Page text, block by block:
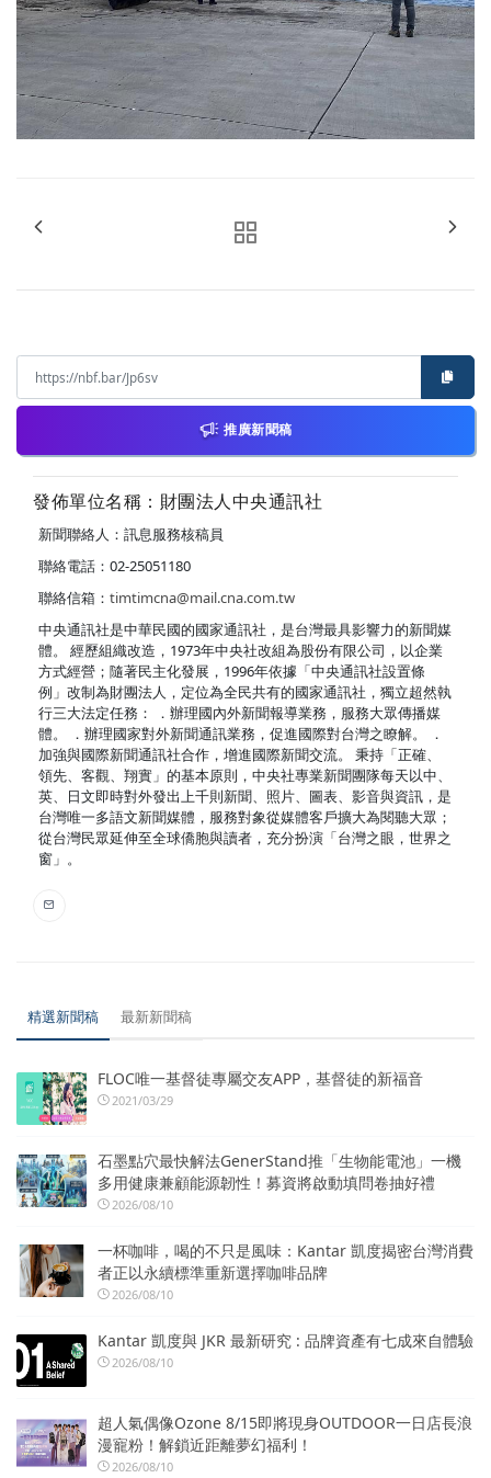
推廣新聞稿
發佈單位名稱：財團法人中央通訊社
新聞聯絡人：訊息服務核稿員
聯絡電話：02-25051180
聯絡信箱： timtimcna@mail.cna.com.tw
中央通訊社是中華民國的國家通訊社，是台灣最具影響力的新聞媒
體。 經歷組織改造，1973年中央社改組為股份有限公司，以企業
方式經營；隨著民主化發展，1996年依據「中央通訊社設置條
例」改制為財團法人，定位為全民共有的國家通訊社，獨立超然執
行三大法定任務： ．辦理國內外新聞報導業務，服務大眾傳播媒
體。 ．辦理國家對外新聞通訊業務，促進國際對台灣之瞭解。 ．
加強與國際新聞通訊社合作，增進國際新聞交流。 秉持「正確、
領先、客觀、翔實」的基本原則，中央社專業新聞團隊每天以中、
英、日文即時對外發出上千則新聞、照片、圖表、影音與資訊，是
台灣唯一多語文新聞媒體，服務對象從媒體客戶擴大為閱聽大眾；
從台灣民眾延伸至全球僑胞與讀者，充分扮演「台灣之眼，世界之
窗」。
精選新聞稿 最新新聞稿
FLOC唯一基督徒專屬交友APP，基督徒的新福音
2021/03/29
石墨點穴最快解法GenerStand推「生物能電池」一機
多用健康兼顧能源韌性！募資將啟動填問卷抽好禮
2026/08/10
一杯咖啡，喝的不只是風味：Kantar 凱度揭密台灣消費
者正以永續標準重新選擇咖啡品牌
2026/08/10
Kantar 凱度與 JKR 最新研究 : 品牌資產有七成來自體驗
2026/08/10
超人氣偶像Ozone 8/15即將現身OUTDOOR一日店長浪
漫寵粉！解鎖近距離夢幻福利！
2026/08/10